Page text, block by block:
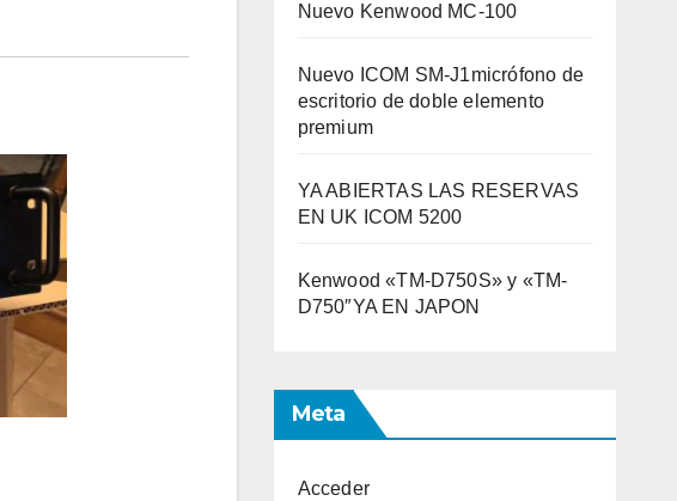
Nuevo Kenwood MC-100
Nuevo ICOM SM-J1micrófono de
escritorio de doble elemento
premium
YA ABIERTAS LAS RESERVAS
EN UK ICOM 5200
Kenwood «TM-D750S» y «TM-
D750″YA EN JAPON
Meta
Acceder